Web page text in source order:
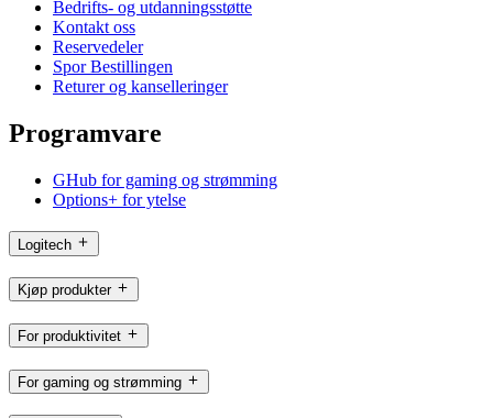
Bedrifts- og utdanningsstøtte
Kontakt oss
Reservedeler
Spor Bestillingen
Returer og kanselleringer
Programvare
GHub for gaming og strømming
Options+ for ytelse
Logitech
Kjøp produkter
For produktivitet
For gaming og strømming